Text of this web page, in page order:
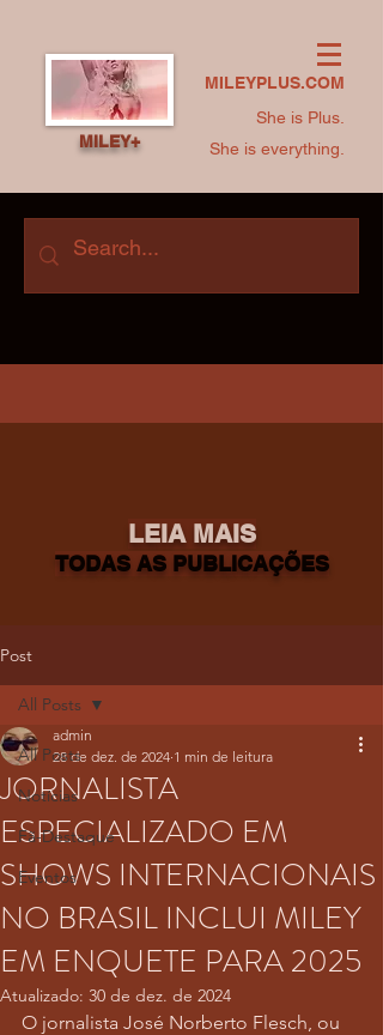
MILEYPLUS.COM
She is Plus.
She is everything.
MILEY+
LEIA MAIS
TODAS AS PUBLICAÇÕES
Post
All Posts
Notícias
Fã-Destaque
Eventos
All Posts
JORNALISTA
ESPECIALIZADO EM
SHOWS INTERNACIONAIS
NO BRASIL INCLUI MILEY
EM ENQUETE PARA 2025
admin
28 de dez. de 2024 1 min de leitura
Atualizado: 30 de dez. de 2024
O jornalista José Norberto Flesch, ou